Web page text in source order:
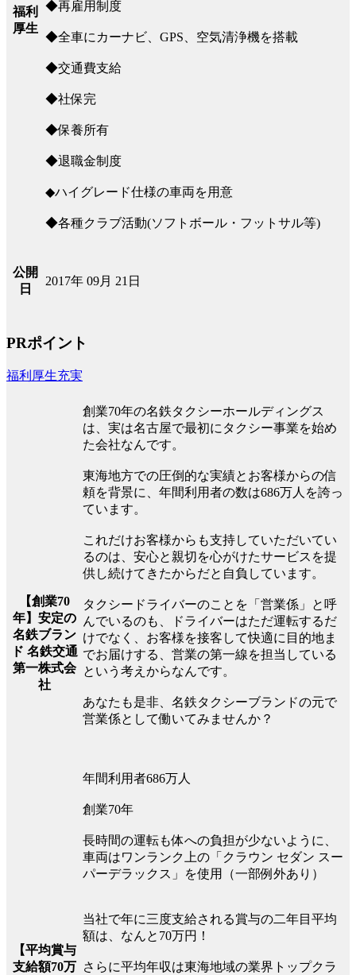
福利
厚生
◆再雇用制度
◆全車にカーナビ、GPS、空気清浄機を搭載
◆交通費支給
◆社保完
◆保養所有
◆退職金制度
◆ハイグレード仕様の車両を用意
◆各種クラブ活動(ソフトボール・フットサル等)
公開
日
2017年 09月 21日
PRポイント
福利厚生充実
【創業70
年】安定の
名鉄ブラン
ド 名鉄交通
第一株式会
社
創業70年の名鉄タクシーホールディングス
は、実は名古屋で最初にタクシー事業を始め
た会社なんです。
東海地方での圧倒的な実績とお客様からの信
頼を背景に、年間利用者の数は686万人を誇っ
ています。
これだけお客様からも支持していただいてい
るのは、安心と親切を心がけたサービスを提
供し続けてきたからだと自負しています。
タクシードライバーのことを「営業係」と呼
んでいるのも、ドライバーはただ運転するだ
けでなく、お客様を接客して快適に目的地ま
でお届けする、営業の第一線を担当している
という考えからなんです。
あなたも是非、名鉄タクシーブランドの元で
営業係として働いてみませんか？
年間利用者686万人
創業70年
長時間の運転も体への負担が少ないように、
車両はワンランク上の「クラウン セダン スー
パーデラックス」を使用（一部例外あり）
【平均賞与
支給額70万
当社で年に三度支給される賞与の二年目平均
額は、なんと70万円！
さらに平均年収は東海地域の業界トップクラ